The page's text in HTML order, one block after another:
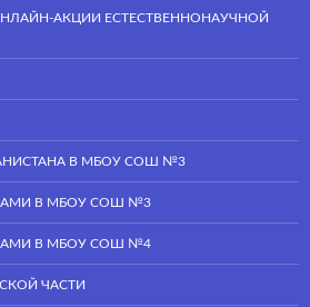
АКЦИИ ЕСТЕСТВЕННОНАУЧНОЙ
В МБОУ СОШ №3
В МБОУ СОШ №3
В МБОУ СОШ №4
ЧАСТИ